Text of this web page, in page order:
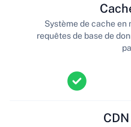
Système de cache en
requêtes de base de